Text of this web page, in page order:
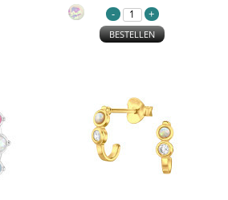
BESTELLEN